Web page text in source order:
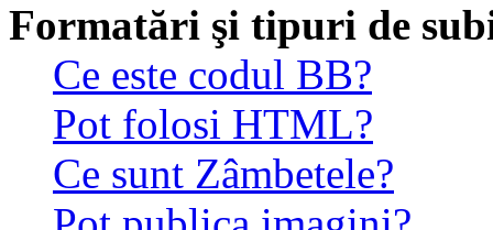
Formatări şi tipuri de
Ce este codul BB?
Pot folosi HTML?
Ce sunt Zâmbetele?